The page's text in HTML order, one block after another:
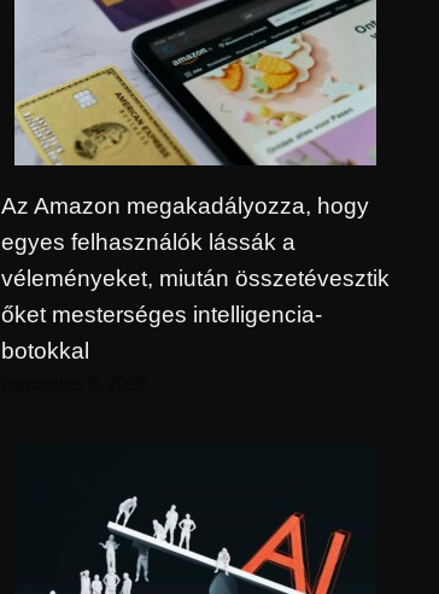
Az Amazon megakadályozza, hogy
egyes felhasználók lássák a
véleményeket, miután összetévesztik
őket mesterséges intelligencia-
botokkal